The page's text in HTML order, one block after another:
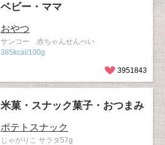
ベビー・ママ
おやつ
サンコー 赤ちゃんせんべい
385kcal/100g
3951843
米菓・スナック菓子・おつまみ
ポテトスナック
じゃがりこ サラダ57g